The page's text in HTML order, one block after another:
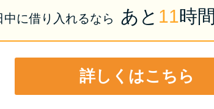
中に借り入れるなら あと 11時間
詳しくはこちら